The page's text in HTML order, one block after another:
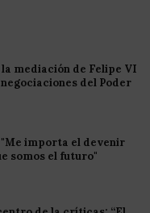
mediación de Felipe VI
del Poder
importa el devenir
somos el futuro"